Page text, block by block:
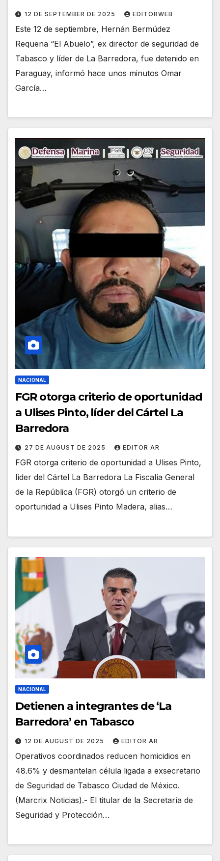
12 DE SEPTEMBER DE 2025 EDITORWEB
Este 12 de septiembre, Hernán Bermúdez
Requena “El Abuelo”, ex director de seguridad de
Tabasco y líder de La Barredora, fue detenido en
Paraguay, informó hace unos minutos Omar
García…
NACIONAL
FGR otorga criterio de oportunidad
a Ulises Pinto, líder del Cártel La
Barredora
27 DE AUGUST DE 2025 EDITOR AR
FGR otorga criterio de oportunidad a Ulises Pinto,
líder del Cártel La Barredora La Fiscalía General
de la República (FGR) otorgó un criterio de
oportunidad a Ulises Pinto Madera, alias…
NACIONAL
Detienen a integrantes de ‘La
Barredora’ en Tabasco
12 DE AUGUST DE 2025 EDITOR AR
Operativos coordinados reducen homicidios en
48.6% y desmantelan célula ligada a exsecretario
de Seguridad de Tabasco Ciudad de México.
(Marcrix Noticias).- El titular de la Secretaría de
Seguridad y Protección…